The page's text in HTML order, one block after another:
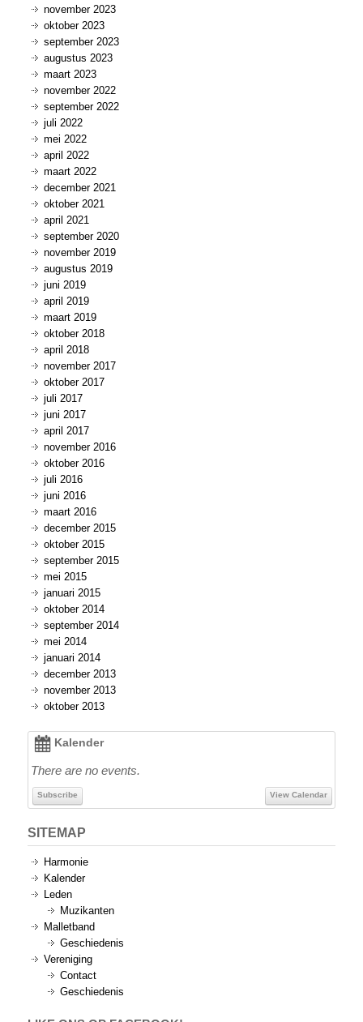
november 2023
oktober 2023
september 2023
augustus 2023
maart 2023
november 2022
september 2022
juli 2022
mei 2022
april 2022
maart 2022
december 2021
oktober 2021
april 2021
september 2020
november 2019
augustus 2019
juni 2019
april 2019
maart 2019
oktober 2018
april 2018
november 2017
oktober 2017
juli 2017
juni 2017
april 2017
november 2016
oktober 2016
juli 2016
juni 2016
maart 2016
december 2015
oktober 2015
september 2015
mei 2015
januari 2015
oktober 2014
september 2014
mei 2014
januari 2014
december 2013
november 2013
oktober 2013
Kalender
There are no events.
Subscribe View Calendar
SITEMAP
Harmonie
Kalender
Leden
Muzikanten
Malletband
Geschiedenis
Vereniging
Contact
Geschiedenis